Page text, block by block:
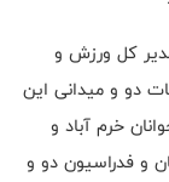
کل ورزش و
دو و میدانی این
خرم آباد و
و فدراسیون دو و